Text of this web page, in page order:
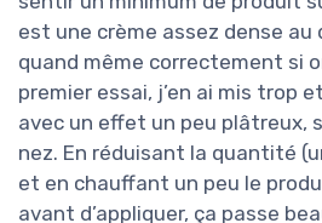
est une crème assez dense au
quand même correctement si
premier essai, j’en ai mis trop
avec un effet un peu plâtreux,
nez. En réduisant la quantité
et en chauffant un peu le
avant d’appliquer, ça passe